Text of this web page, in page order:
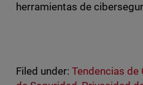
herramientas de
Filed under: Tendencias de